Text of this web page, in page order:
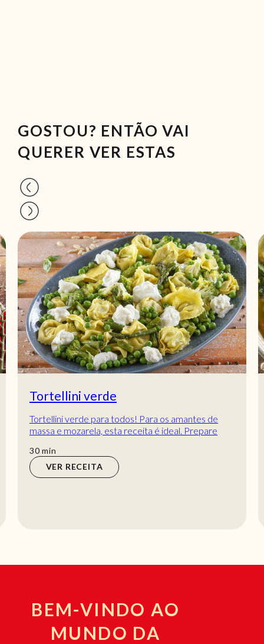
GOSTOU? ENTÃO VAI
QUERER VER ESTAS
Tortellini verde
Tortellini verde para todos! Para os amantes de
massa e mozarela, esta receita é ideal. Prepare
30min
min
VER RECEITA
BEM-VINDO AO
MUNDO DA